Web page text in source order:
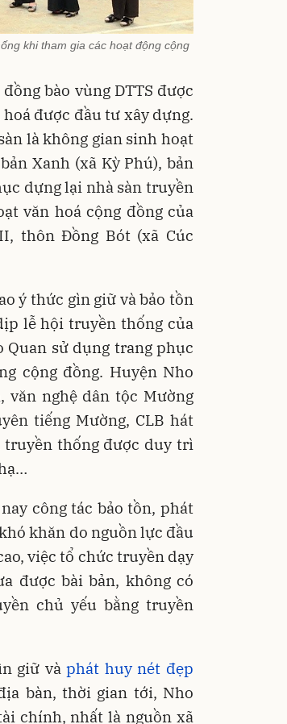
khi tham gia các hoạt động cộng
bào vùng DTTS được
được đầu tư xây dựng.
là không gian sinh hoạt
Xanh (xã Kỳ Phú), bản
dựng lại nhà sàn truyền
văn hoá cộng đồng của
thôn Đồng Bót (xã Cúc
ý thức gìn giữ và bảo tồn
lễ hội truyền thống của
sử dụng trang phục
cộng đồng. Huyện Nho
văn nghệ dân tộc Mường
tiếng Mường, CLB hát
truyền thống được duy trì
công tác bảo tồn, phát
khăn do nguồn lực đầu
việc tổ chức truyền dạy
được bài bản, không có
chủ yếu bằng truyền
giữ vàphát huy nét đẹp
bàn, thời gian tới, Nho
chính, nhất là nguồn xã